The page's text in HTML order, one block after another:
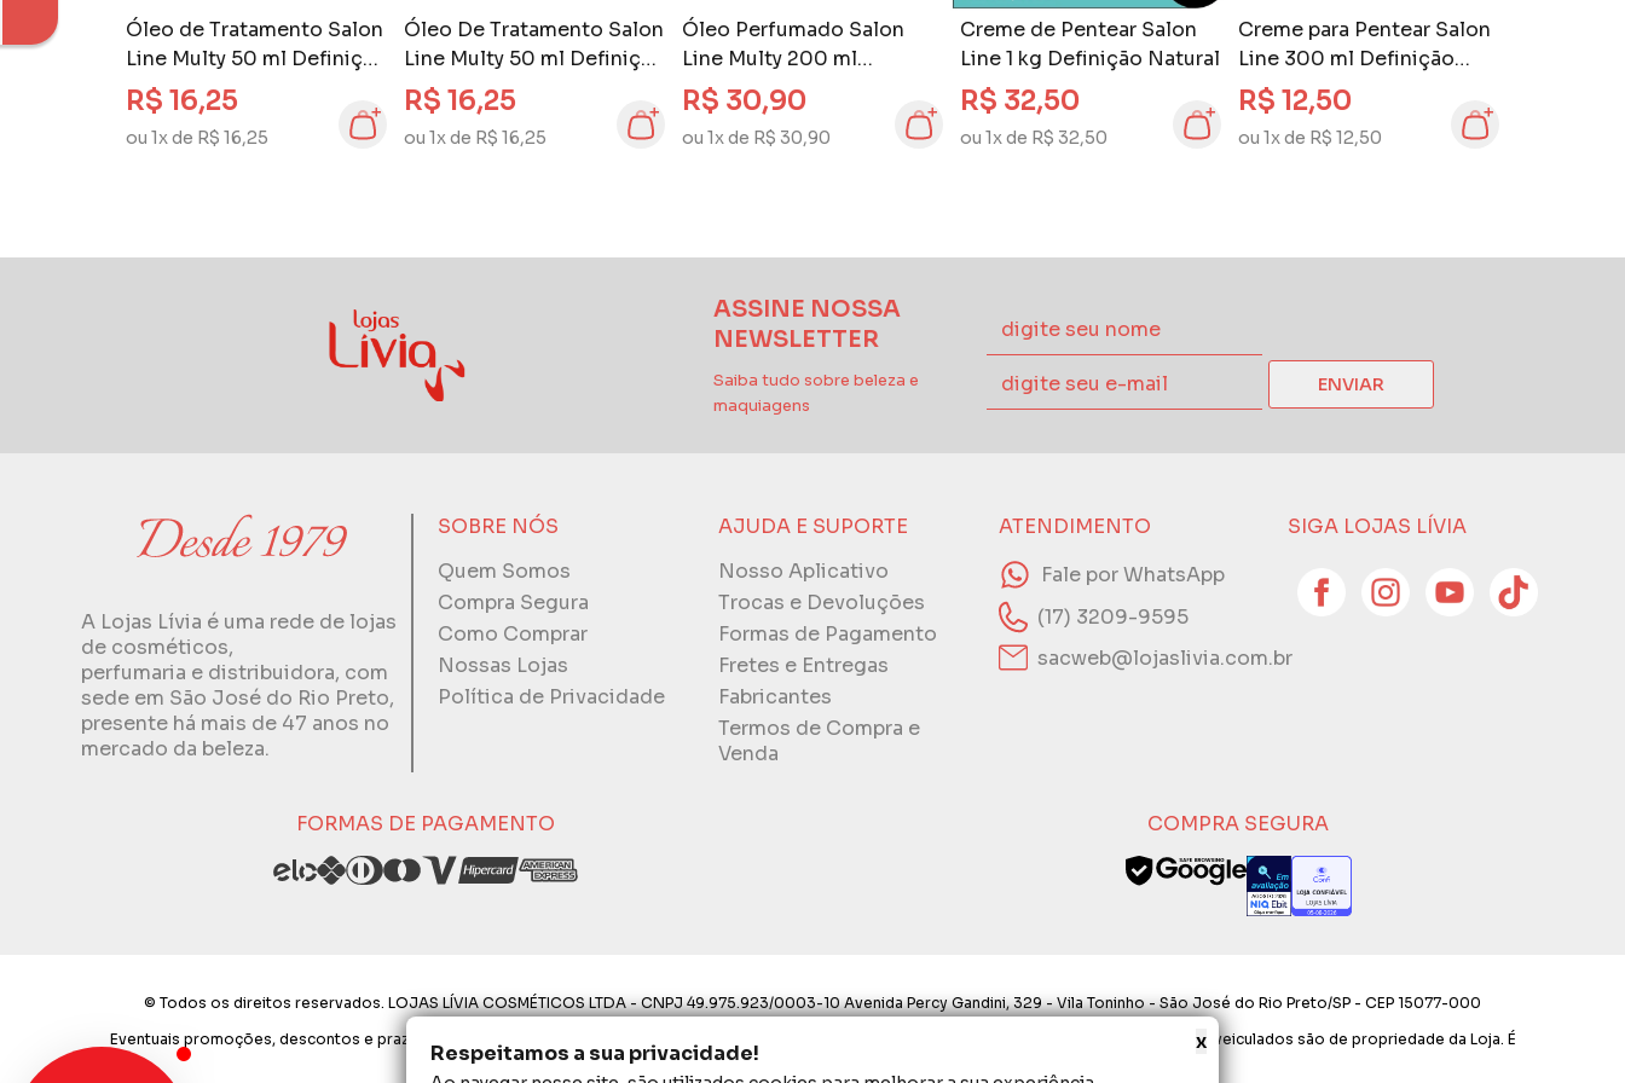
Respeitamos a sua privacidade! x
Óleo de Tratamento Salon
Line Multy 50 ml Definição
Natural
R$ 16,25
ou 1x de R$ 16,25
Óleo De Tratamento Salon
Line Multy 50 ml Definição
Natural
R$ 16,25
ou 1x de R$ 16,25
Óleo Perfumado Salon
Line Multy 200 ml
Definição Natural
R$ 30,90
ou 1x de R$ 30,90
Creme de Pentear Salon
Line 1 kg Definição Natural
R$ 32,50
ou 1x de R$ 32,50
Creme para Pentear Salon
Line 300 ml Definição
Natural
R$ 12,50
ou 1x de R$ 12,50
ASSINE NOSSA
NEWSLETTER
Saiba tudo sobre beleza e
maquiagens
ENVIAR
A Lojas Lívia é uma rede de lojas
de cosméticos,
perfumaria e distribuidora, com
sede em São José do Rio Preto,
presente há mais de 47 anos no
mercado da beleza.
SOBRE NÓS
Quem Somos
Compra Segura
Como Comprar
Nossas Lojas
Política de Privacidade
AJUDA E SUPORTE
Nosso Aplicativo
Trocas e Devoluções
Formas de Pagamento
Fretes e Entregas
Fabricantes
Termos de Compra e
Venda
ATENDIMENTO
Fale por WhatsApp
(17) 3209-9595
sacweb@lojaslivia.com.br
SIGA LOJAS LÍVIA
FORMAS DE PAGAMENTO COMPRA SEGURA
© Todos os direitos reservados. LOJAS LÍVIA COSMÉTICOS LTDA - CNPJ 49.975.923/0003-10 Avenida Percy Gandini, 329 - Vila Toninho - São José do Rio Preto/SP - CEP 15077-000
Eventuais promoções, descontos e prazos de pagamento expostos aqui são válidos apenas para compras via internet. As fotos, textos e layout aqui veiculados são de propriedade da Loja. É
proibida a utilização total ou parcial sem nossa autorização.